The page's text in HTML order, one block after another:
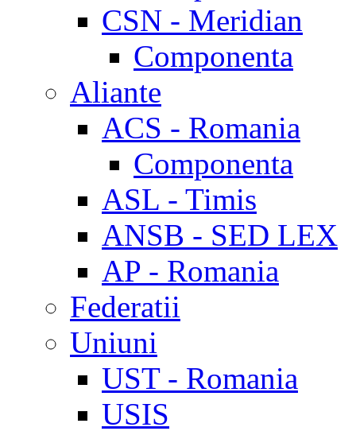
CSN - Meridian
Componenta
Aliante
ACS - Romania
Componenta
ASL - Timis
ANSB - SED LEX
AP - Romania
Federatii
Uniuni
UST - Romania
USIS